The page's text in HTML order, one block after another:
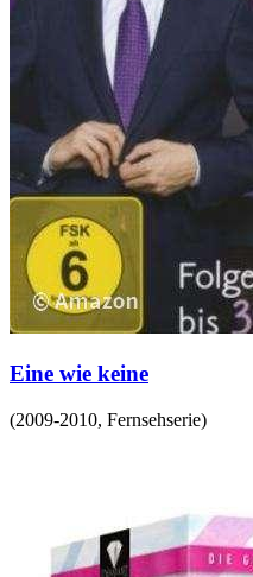
Eine wie keine
(2009-2010, Fernsehserie)